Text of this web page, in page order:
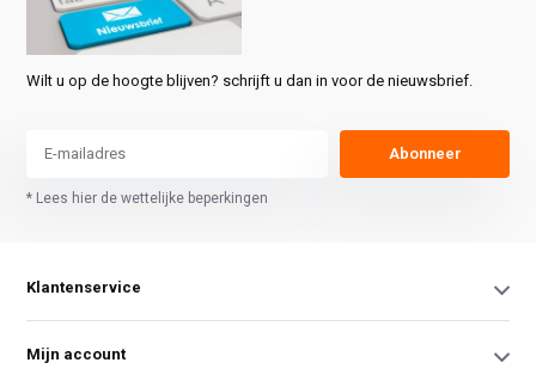
Wilt u op de hoogte blijven? schrijft u dan in voor de nieuwsbrief.
Abonneer
* Lees hier de wettelijke beperkingen
Klantenservice
Mijn account